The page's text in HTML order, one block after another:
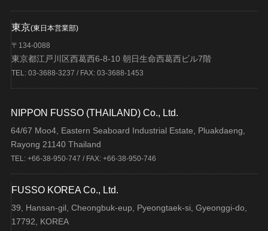
東京(東日本営業部)
〒134-0088
東京都江戸川区西葛西6-8-10 朝日生命西葛西ビル7階
TEL: 03-3688-3237 / FAX: 03-3688-1453
NIPPON FUSSO (THAILAND) Co., Ltd.
64/67 Moo4, Eastern Seaboard Industrial Estate, Pluakdaeng,
Rayong 21140 Thailand
TEL: +66-38-950-747 / FAX: +66-38-950-746
FUSSO KOREA Co., Ltd.
39, Hansan-gil, Cheongbuk-eup, Pyeongtaek-si, Gyeonggi-do,
17792, KOREA